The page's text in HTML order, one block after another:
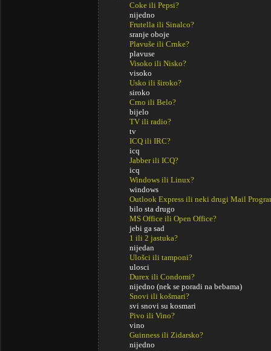
Coke ili Pepsi?
nijedno
Frutella ili Sinalco?
sranje oboje
Plavuše ili Crnke?
plavuse
Visoko ili Nisko?
visoko
Usko ili široko?
siroko
Crno ili Belo?
bijelo
TV ili radio?
tv
ICQ ili IRC?
icq
Jabber ili ICQ?
icq
Windows ili Linux?
windows
Outlook Express ili neki drugi Mail
bilo sta drugo
MS Office ili Open Office?
jebi ga sad
1 ili 2 jastuka?
nijedan
Ulošci ili tamponi?
ulosci
Durex ili Condomi?
nijedno (nek se poradi na bebama)
Snovi ili košmari?
svi snovi su kosmari
Pivo ili Vino?
vino
Guinness ili Zidarsko?
nijedno